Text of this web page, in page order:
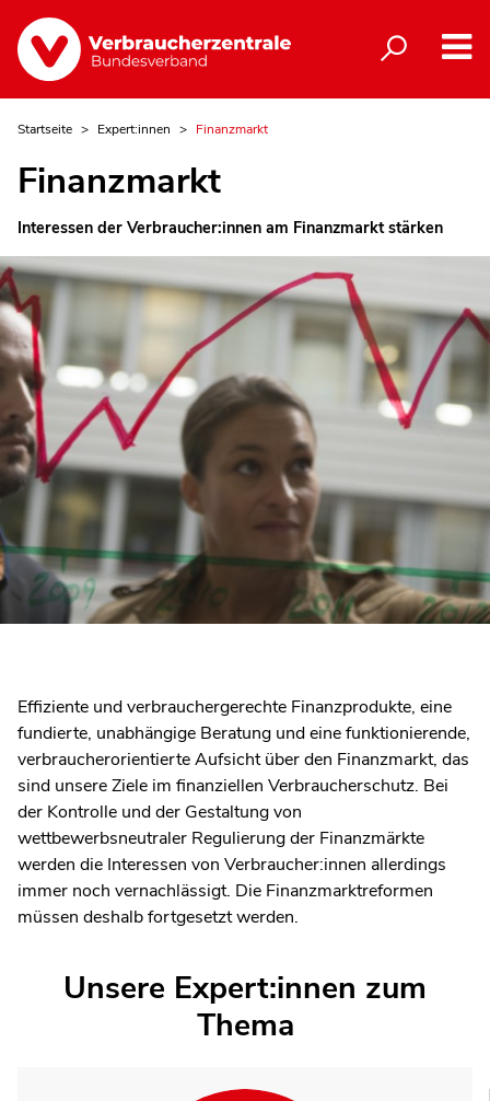
Startseite Expert:innen Finanzmarkt
Finanzmarkt
Interessen der Verbraucher:innen am Finanzmarkt stärken
Effiziente und verbrauchergerechte Finanzprodukte, eine
fundierte, unabhängige Beratung und eine funktionierende,
verbraucherorientierte Aufsicht über den Finanzmarkt, das
sind unsere Ziele im finanziellen Verbraucherschutz. Bei
der Kontrolle und der Gestaltung von
wettbewerbsneutraler Regulierung der Finanzmärkte
werden die Interessen von Verbraucher:innen allerdings
immer noch vernachlässigt. Die Finanzmarktreformen
müssen deshalb fortgesetzt werden.
Unsere Expert:innen zum
Thema